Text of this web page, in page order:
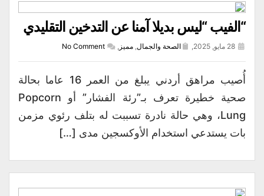
“الفيب “ليس بديلا آمنا عن التدخين التقليدي
الصحة والجمال مميز No Comment
أُصيب مراهق أردني يبلغ من العمر 16 عاما بحالة
صحية خطيرة تعرف بـ”رئة الفشار” أو Popcorn
Lung، وهي حالة نادرة تسببت له بتلف رئوي مزمن
بات يستدعي استخدام الأوكسجين مدى […]